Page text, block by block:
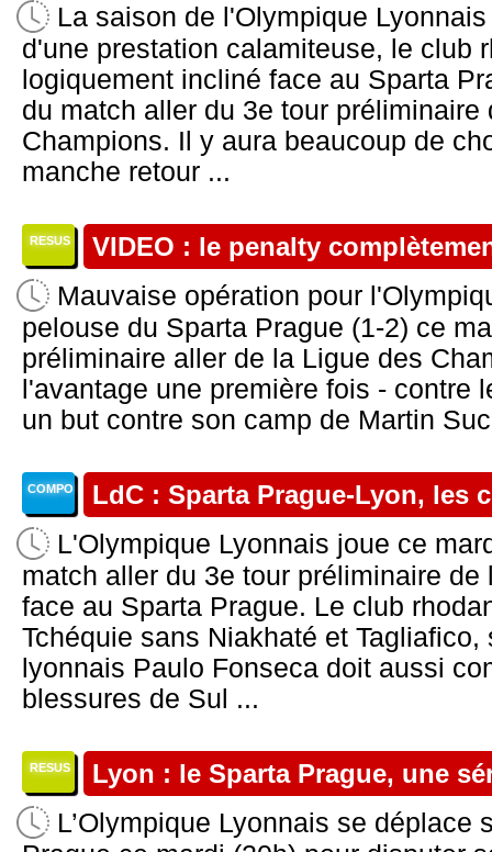
La saison de l'Olympique
d'une prestation calamiteuse, le club
logiquement incliné face au Sparta
du match aller du 3e tour préliminaire
Champions. Il y aura beaucoup de
manche retour ...
RESUS VIDEO : le penalty
Mauvaise opération pour
pelouse du Sparta Prague (1-2) ce
préliminaire aller de la Ligue des
l'avantage une première fois - contre
un but contre son camp de Martin
COMPO LdC : Sparta Prague-Lyon, les
L'Olympique Lyonnais joue ce
match aller du 3e tour préliminaire
face au Sparta Prague. Le club
Tchéquie sans Niakhaté et
lyonnais Paulo Fonseca doit aussi
blessures de Sul ...
RESUS Lyon : le Sparta Prague, une
L’Olympique Lyonnais se déplace